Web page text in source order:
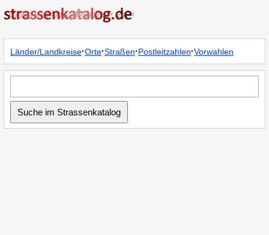
Länder/Landkreise·Orte·Straßen·Postleitzahlen·Vorwahlen